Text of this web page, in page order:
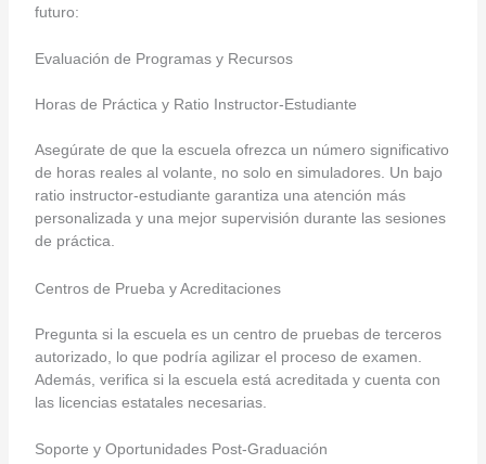
futuro:
Evaluación de Programas y Recursos
Horas de Práctica y Ratio Instructor-Estudiante
Asegúrate de que la escuela ofrezca un número significativo
de horas reales al volante, no solo en simuladores. Un bajo
ratio instructor-estudiante garantiza una atención más
personalizada y una mejor supervisión durante las sesiones
de práctica.
Centros de Prueba y Acreditaciones
Pregunta si la escuela es un centro de pruebas de terceros
autorizado, lo que podría agilizar el proceso de examen.
Además, verifica si la escuela está acreditada y cuenta con
las licencias estatales necesarias.
Soporte y Oportunidades Post-Graduación